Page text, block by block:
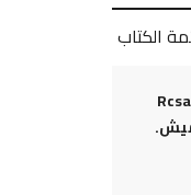
الكتاب
روائح الزمان .. عضو الملكيه Rcsa